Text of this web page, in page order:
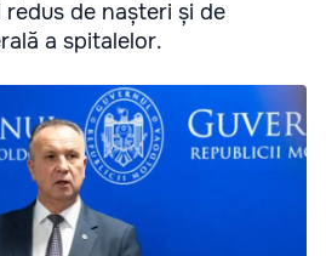
de nașteri și de
a spitalelor.